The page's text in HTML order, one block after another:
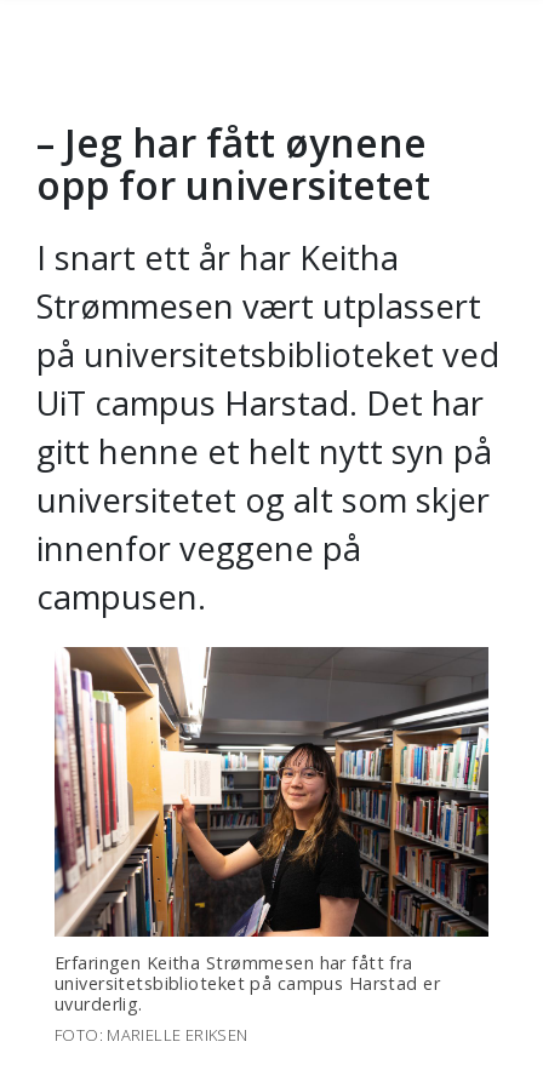
Gå til hovedinnhold
– Jeg har fått øynene
opp for universitetet
I snart ett år har Keitha
Strømmesen vært utplassert
på universitetsbiblioteket ved
UiT campus Harstad. Det har
gitt henne et helt nytt syn på
universitetet og alt som skjer
innenfor veggene på
campusen.
Erfaringen Keitha Strømmesen har fått fra
universitetsbiblioteket på campus Harstad er
uvurderlig.
FOTO: MARIELLE ERIKSEN